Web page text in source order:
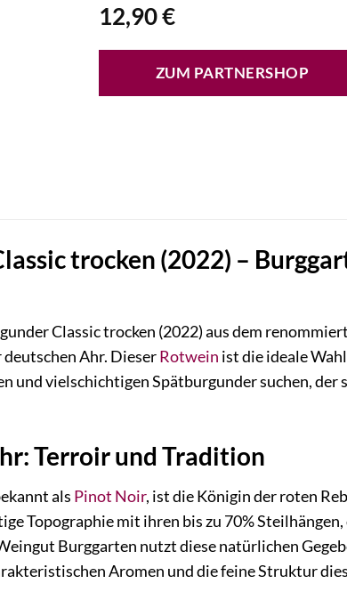
12,90€
ZUM PARTNERSHOP
trocken (2022) –
Classic trocken (2022) aus dem
deutschen Ahr. DieserRotwein ist die ideale
und vielschichtigen Spätburgunder suchen,
Terroir und Tradition
als Pinot Noir, ist die Königin der roten
Topographie mit ihren bis zu 70%
Burggarten nutzt diese natürlichen
Aromen und die feine Struktur